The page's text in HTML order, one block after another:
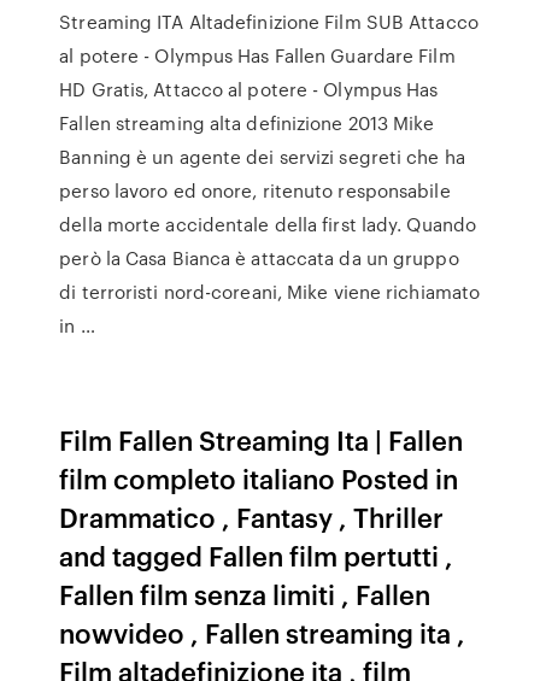
Streaming ITA Altadefinizione Film SUB Attacco
al potere - Olympus Has Fallen Guardare Film
HD Gratis, Attacco al potere - Olympus Has
Fallen streaming alta definizione 2013 Mike
Banning è un agente dei servizi segreti che ha
perso lavoro ed onore, ritenuto responsabile
della morte accidentale della first lady. Quando
però la Casa Bianca è attaccata da un gruppo
di terroristi nord-coreani, Mike viene richiamato
in …
Film Fallen Streaming Ita | Fallen
film completo italiano Posted in
Drammatico , Fantasy , Thriller
and tagged Fallen film pertutti ,
Fallen film senza limiti , Fallen
nowvideo , Fallen streaming ita ,
Film altadefinizione ita , film